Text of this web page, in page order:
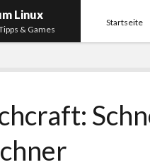
Linux
& Games
Startseite